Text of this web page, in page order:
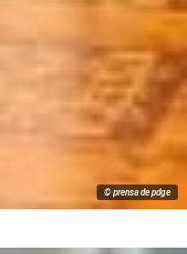
© prensa de pdge